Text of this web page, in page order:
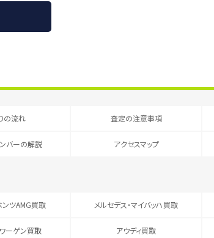
の流れ 査定の注意事項
バーの解説 アクセスマップ
ンツAMG買取 メルセデス・マイバッハ買取
ーゲン買取 アウディ買取